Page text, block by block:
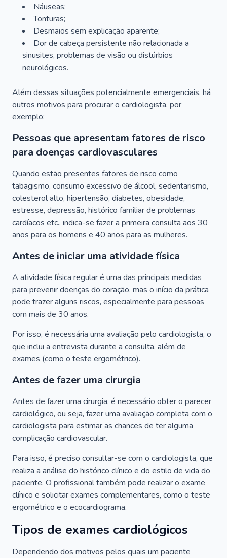
Náuseas;
Tonturas;
Desmaios sem explicação aparente;
Dor de cabeça persistente não relacionada a
sinusites, problemas de visão ou distúrbios
neurológicos.
Além dessas situações potencialmente emergenciais, há
outros motivos para procurar o cardiologista, por
exemplo:
Pessoas que apresentam fatores de risco
para doenças cardiovasculares
Quando estão presentes fatores de risco como
tabagismo, consumo excessivo de álcool, sedentarismo,
colesterol alto, hipertensão, diabetes, obesidade,
estresse, depressão, histórico familiar de problemas
cardíacos etc., indica-se fazer a primeira consulta aos 30
anos para os homens e 40 anos para as mulheres.
Antes de iniciar uma atividade física
A atividade física regular é uma das principais medidas
para prevenir doenças do coração, mas o início da prática
pode trazer alguns riscos, especialmente para pessoas
com mais de 30 anos.
Por isso, é necessária uma avaliação pelo cardiologista, o
que inclui a entrevista durante a consulta, além de
exames (como o teste ergométrico).
Antes de fazer uma cirurgia
Antes de fazer uma cirurgia, é necessário obter o parecer
cardiológico, ou seja, fazer uma avaliação completa com o
cardiologista para estimar as chances de ter alguma
complicação cardiovascular.
Para isso, é preciso consultar-se com o cardiologista, que
realiza a análise do histórico clínico e do estilo de vida do
paciente. O profissional também pode realizar o exame
clínico e solicitar exames complementares, como o teste
ergométrico e o ecocardiograma.
Tipos de exames cardiológicos
Dependendo dos motivos pelos quais um paciente